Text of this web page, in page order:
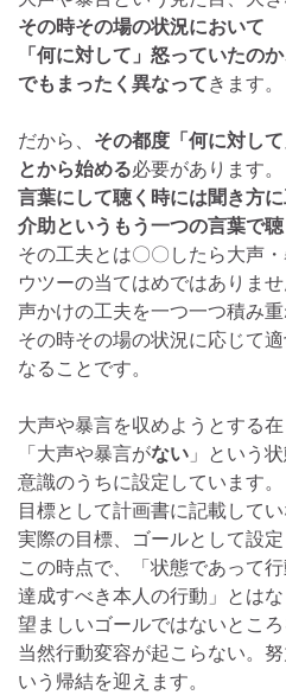
その時その場の状況において
「何に対して」怒っていたの
でもまったく異なって きます。
だから、 その都度「何に対し
とから始める必要があります。
言葉にして聴く時には聞き方
介助というもう一つの言葉で
その工夫とは〇〇したら大声
ウツーの当てはめではありませ
声かけの工夫を一つ一つ積み
その時その場の状況に応じて
なることです。
大声や暴言を収めようとする
「大声や暴言がない 」という
意識のうちに設定しています。
目標として計画書に記載して
実際の目標、ゴールとして設定
この時点で、「状態であって
達成すべき本人の行動」とはな
望ましいゴールではないとこ
当然行動変容が起こらない。
いう帰結を迎えます。